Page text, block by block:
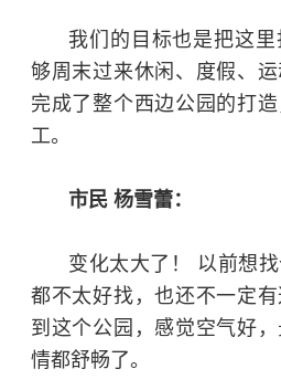
我们的目标也是把这
够周末过来休闲、度假、
完成了整个西边公园的打
工。
市民 杨雪蕾：
变化太大了！ 以前想
都不太好找，也还不一定
到这个公园，感觉空气好
情都舒畅了。